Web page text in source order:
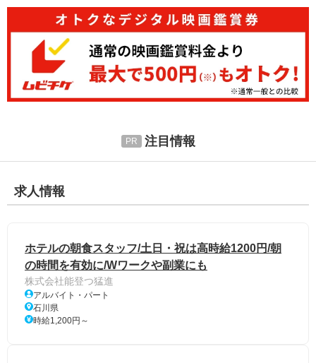
注目情報
求人情報
ホテルの朝食スタッフ/土日・祝は高時給1200円/朝
の時間を有効に/Wワークや副業にも
株式会社能登つ猛進
アルバイト・パート
石川県
時給1,200円～